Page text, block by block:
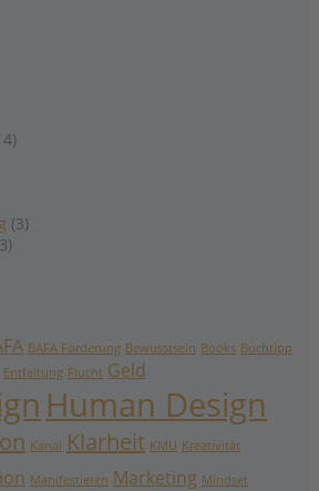
(3)
BAFA Förderung Bewusstsein Books Buchtipp
Entfaltung Flucht Geld
Human Design
Kanal Klarheit KMU Kreativität
Manifestieren Marketing Mindset